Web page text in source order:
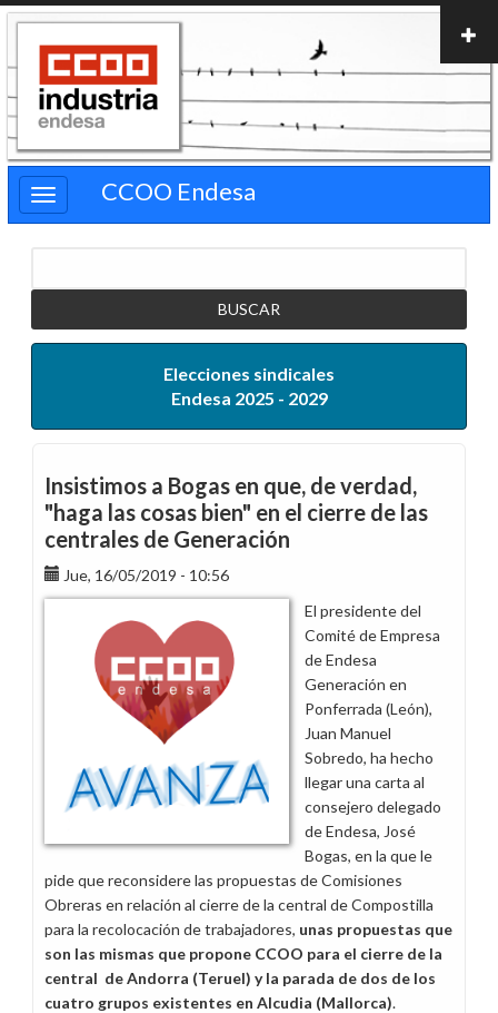
Pasar
contenido
principal
CCOO Endesa
Elecciones sindicales
Endesa 2025 - 2029
Insistimos a Bogas en que, de verdad,
"haga las cosas bien" en el cierre de las
centrales de Generación
Jue, 16/05/2019 - 10:56
El presidente del
Comité de Empresa
de Endesa
Generación en
Ponferrada (León),
Juan Manuel
Sobredo, ha hecho
llegar una carta al
consejero delegado
de Endesa, José
Bogas, en la que le
pide que reconsidere las propuestas de Comisiones
Obreras en relación al cierre de la central de Compostilla
para la recolocación de trabajadores, unas propuestas que
son las mismas que propone CCOO para el cierre de la
central de Andorra (Teruel) y la parada de dos de los
cuatro grupos existentes en Alcudia (Mallorca).